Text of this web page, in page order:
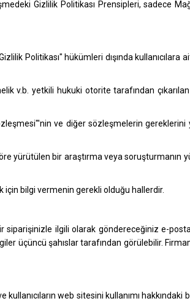
Gizlilik Politikası Prensipleri, sadece
Politikası" hükümleri dışında
v.b. yetkili hukuki otorite tarafından
ve diğer sözleşmelerin
yürütülen bir araştırma veya soruşturmanın
için bilgi vermenin gerekli olduğu hallerdir.
siparişinizle ilgili olarak göndereceğiniz e-
üçüncü şahıslar tarafından görülebilir.
kullanıcıların web sitesini kullanımı